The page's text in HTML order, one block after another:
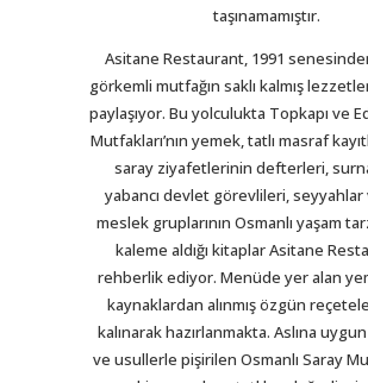
taşınamamıştır.
Asitane Restaurant, 1991
görkemli mutfağın saklı kalmış
paylaşıyor. Bu yolculukta Topkapı ve
Mutfakları’nın yemek, tatlı masraf
saray ziyafetlerinin defterleri,
yabancı devlet görevlileri, seyyahlar
meslek gruplarının Osmanlı yaşam
kaleme aldığı kitaplar Asitane
rehberlik ediyor. Menüde yer alan
kaynaklardan alınmış özgün
kalınarak hazırlanmakta. Aslına
ve usullerle pişirilen Osmanlı Saray